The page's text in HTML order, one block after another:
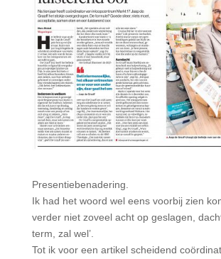
Presentiebenadering.
Ik had het woord wel eens voorbij zien
verder niet zoveel acht op geslagen, dacht
term, zal wel’.
Tot ik voor een artikel scheidend